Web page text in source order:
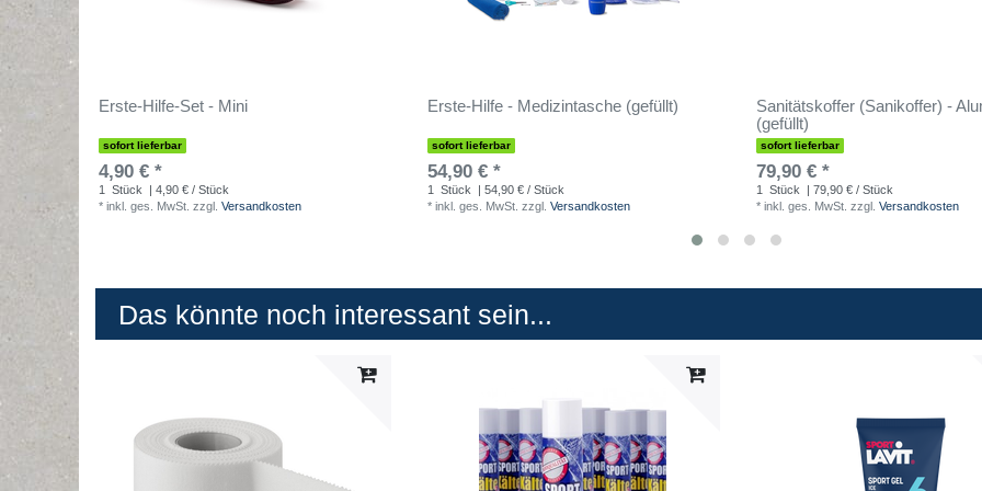
Erste-Hilfe-Set - Mini
sofort lieferbar
4,90 € *
1 Stück
| 4,90 € / Stück
* inkl. ges. MwSt. zzgl. Versandkosten
Erste-Hilfe - Medizintasche (gefüllt)
sofort lieferbar
54,90 € *
1 Stück
| 54,90 € / Stück
* inkl. ges. MwSt. zzgl. Versandkosten
Sanitätskoffer (Sanikoffer) -
(gefüllt)
sofort lieferbar
79,90 € *
1 Stück
| 79,90 € / Stück
* inkl. ges. MwSt. zzgl. Versandkosten
Das könnte noch interessant sein...